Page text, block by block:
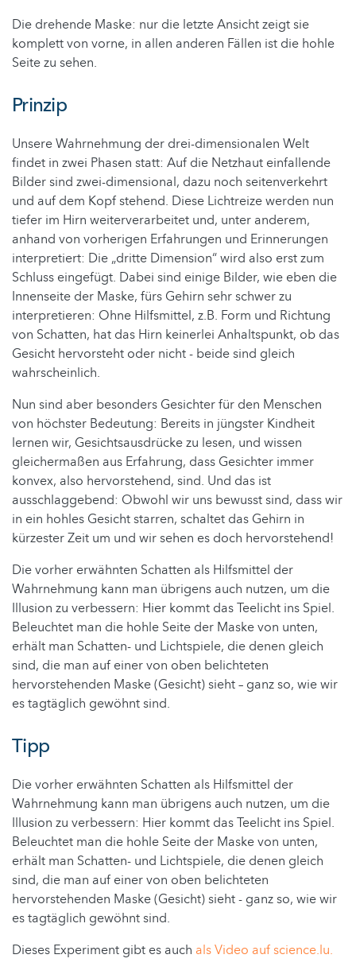
Die drehende Maske: nur die letzte Ansicht zeigt sie
komplett von vorne, in allen anderen Fällen ist die hohle
Seite zu sehen.
Prinzip
Unsere Wahrnehmung der drei-dimensionalen Welt
findet in zwei Phasen statt: Auf die Netzhaut einfallende
Bilder sind zwei-dimensional, dazu noch seitenverkehrt
und auf dem Kopf stehend. Diese Lichtreize werden nun
tiefer im Hirn weiterverarbeitet und, unter anderem,
anhand von vorherigen Erfahrungen und Erinnerungen
interpretiert: Die „dritte Dimension“ wird also erst zum
Schluss eingefügt. Dabei sind einige Bilder, wie eben die
Innenseite der Maske, fürs Gehirn sehr schwer zu
interpretieren: Ohne Hilfsmittel, z.B. Form und Richtung
von Schatten, hat das Hirn keinerlei Anhaltspunkt, ob das
Gesicht hervorsteht oder nicht - beide sind gleich
wahrscheinlich.
Nun sind aber besonders Gesichter für den Menschen
von höchster Bedeutung: Bereits in jüngster Kindheit
lernen wir, Gesichtsausdrücke zu lesen, und wissen
gleichermaßen aus Erfahrung, dass Gesichter immer
konvex, also hervorstehend, sind. Und das ist
ausschlaggebend: Obwohl wir uns bewusst sind, dass wir
in ein hohles Gesicht starren, schaltet das Gehirn in
kürzester Zeit um und wir sehen es doch hervorstehend!
Die vorher erwähnten Schatten als Hilfsmittel der
Wahrnehmung kann man übrigens auch nutzen, um die
Illusion zu verbessern: Hier kommt das Teelicht ins Spiel.
Beleuchtet man die hohle Seite der Maske von unten,
erhält man Schatten- und Lichtspiele, die denen gleich
sind, die man auf einer von oben belichteten
hervorstehenden Maske (Gesicht) sieht – ganz so, wie wir
es tagtäglich gewöhnt sind.
Tipp
Die vorher erwähnten Schatten als Hilfsmittel der
Wahrnehmung kann man übrigens auch nutzen, um die
Illusion zu verbessern: Hier kommt das Teelicht ins Spiel.
Beleuchtet man die hohle Seite der Maske von unten,
erhält man Schatten- und Lichtspiele, die denen gleich
sind, die man auf einer von oben belichteten
hervorstehenden Maske (Gesicht) sieht - ganz so, wie wir
es tagtäglich gewöhnt sind.
Dieses Experiment gibt es auch als Video auf science.lu.